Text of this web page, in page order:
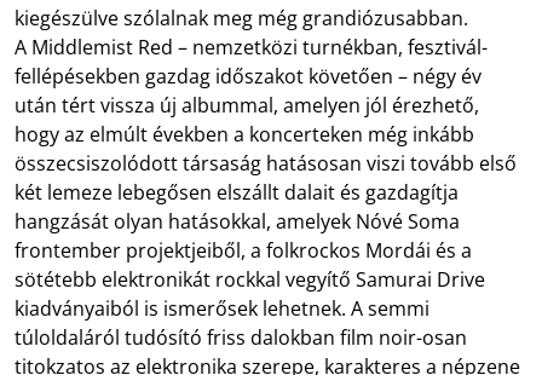
kiegészülve szólalnak meg még grandiózusabban.
A Middlemist Red – nemzetközi turnékban, fesztivál-
fellépésekben gazdag időszakot követően – négy év
után tért vissza új albummal, amelyen jól érezhető,
hogy az elmúlt években a koncerteken még inkább
összecsiszolódott társaság hatásosan viszi tovább első
két lemeze lebegősen elszállt dalait és gazdagítja
hangzását olyan hatásokkal, amelyek Nóvé Soma
frontember projektjeiből, a folkrockos Mordái és a
sötétebb elektronikát rockkal vegyítő Samurai Drive
kiadványaiból is ismerősek lehetnek. A semmi
túloldaláról tudósító friss dalokban film noir-osan
titokzatos az elektronika szerepe, karakteres a népzene